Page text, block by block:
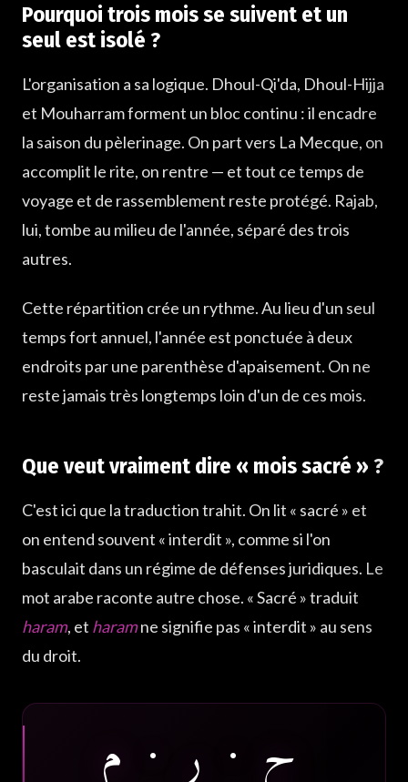
Pourquoi trois mois se suivent et un
seul est isolé ?
L'organisation a sa logique. Dhoul-Qi'da, Dhoul-Hijja
et Mouharram forment un bloc continu : il encadre
la saison du pèlerinage. On part vers La Mecque, on
accomplit le rite, on rentre — et tout ce temps de
voyage et de rassemblement reste protégé. Rajab,
lui, tombe au milieu de l'année, séparé des trois
autres.
Cette répartition crée un rythme. Au lieu d'un seul
temps fort annuel, l'année est ponctuée à deux
endroits par une parenthèse d'apaisement. On ne
reste jamais très longtemps loin d'un de ces mois.
Que veut vraiment dire « mois sacré » ?
C'est ici que la traduction trahit. On lit « sacré » et
on entend souvent « interdit », comme si l'on
basculait dans un régime de défenses juridiques. Le
mot arabe raconte autre chose. « Sacré » traduit
haram, et haramne signifie pas « interdit » au sens
du droit.
ح · ر · م